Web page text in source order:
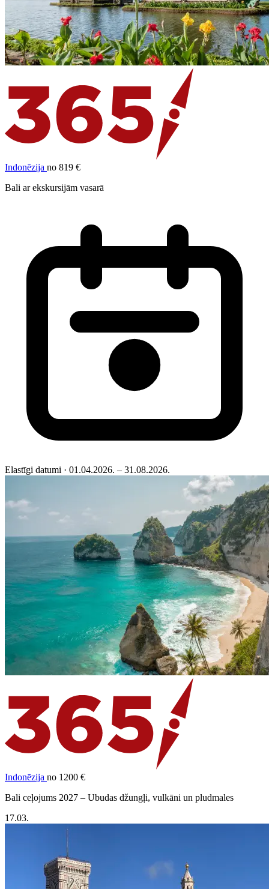
Indonēzija no 819 €
Bali ar ekskursijām vasarā
Elastīgi datumi · 01.04.2026. – 31.08.2026.
Indonēzija no 1200 €
Bali ceļojums 2027 – Ubudas džungļi, vulkāni un pludmales
17.03.